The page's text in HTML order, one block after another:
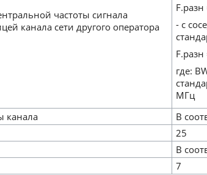
частоты сигнала
канала сети другого оператора
- с
где:
МГц
канала
В
25
В
7